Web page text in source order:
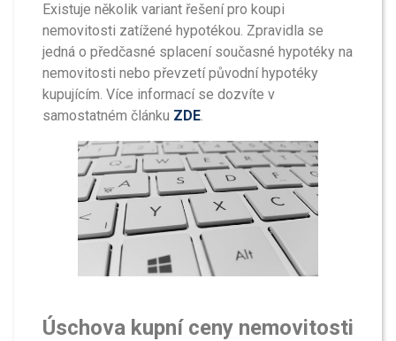
Existuje několik variant řešení pro koupi
nemovitosti zatížené hypotékou. Zpravidla se
jedná o předčasné splacení současné hypotéky na
nemovitosti nebo převzetí původní hypotéky
kupujícím. Více informací se dozvíte v
samostatném článku ZDE.
Úschova kupní ceny nemovitosti